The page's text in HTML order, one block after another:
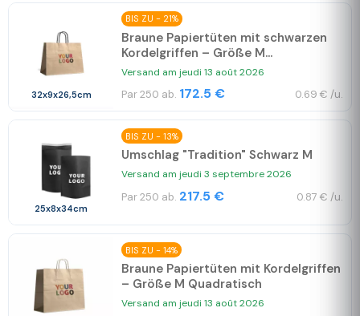
32x9x26,5cm
BIS ZU - 21%
Braune Papiertüten mit schwarzen
Kordelgriffen – Größe M...
Versand am jeudi 13 août 2026
Par 250 ab. 172.5 € 0.69 € /u.
25x8x34cm
BIS ZU - 13%
Umschlag "Tradition" Schwarz M
Versand am jeudi 3 septembre 2026
Par 250 ab. 217.5 € 0.87 € /u.
BIS ZU - 14%
Braune Papiertüten mit Kordelgriffen
– Größe M Quadratisch
Versand am jeudi 13 août 2026